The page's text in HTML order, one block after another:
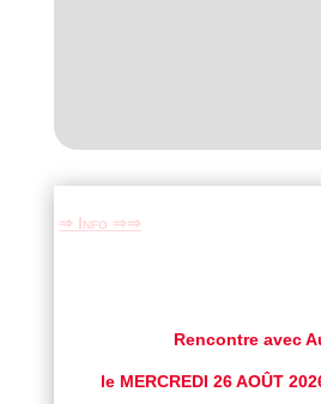
⇒ Info ⇒⇒
Rencontre avec
le MERCREDI 26 AOÛT